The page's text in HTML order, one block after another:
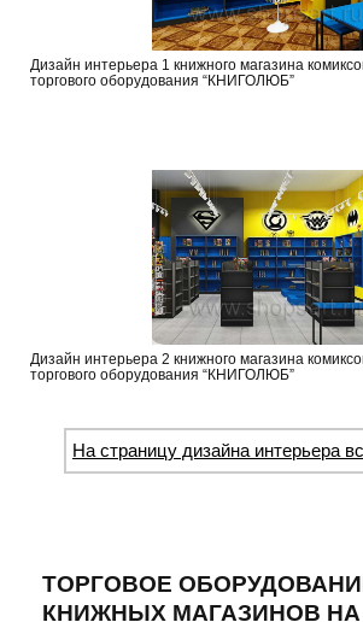
Дизайн интерьера 1 книжного магазина
торгового оборудования “КНИГОЛЮБ”
Дизайн интерьера 2 книжного магазина
торгового оборудования “КНИГОЛЮБ”
На страницу дизайна интерьера
ТОРГОВОЕ
КНИЖНЫХ МАГАЗИНОВ